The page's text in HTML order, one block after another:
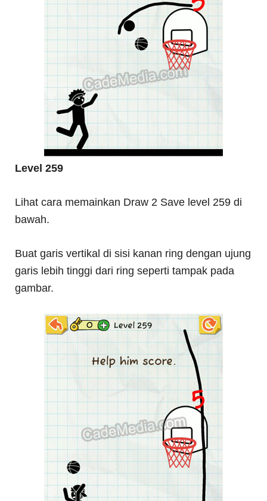
Level 259
Lihat cara memainkan Draw 2 Save level 259 di
bawah.
Buat garis vertikal di sisi kanan ring dengan ujung
garis lebih tinggi dari ring seperti tampak pada
gambar.